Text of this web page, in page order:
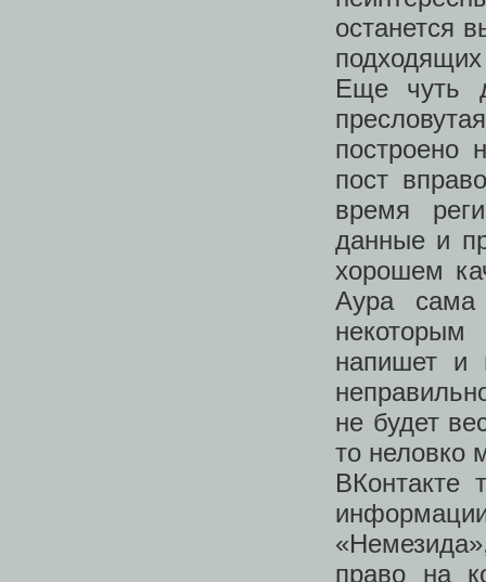
останется
Еще чуть
построено
пост
время
данные и
хорошем
Аура сама
напишет и
не будет
то неловко
ВКонтакте
право на